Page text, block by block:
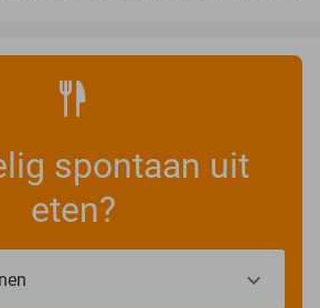
spontaan uit
eten?